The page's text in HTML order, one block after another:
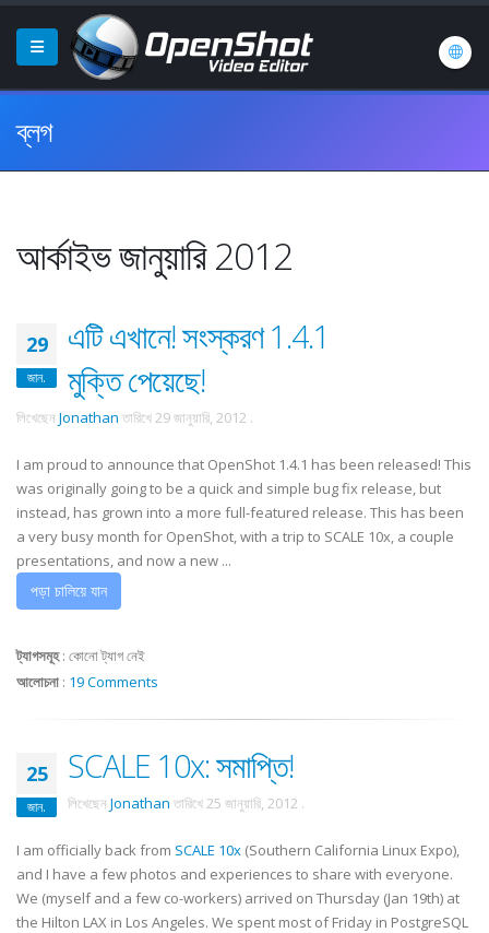
ব্লগ
আর্কাইভ জানুয়ারি 2012
29
জান.
এটি এখানে! সংস্করণ 1.4.1
মুক্তি পেয়েছে!
লিখেছেন Jonathan তারিখে29 জানুয়ারি, 2012 .
I am proud to announce that OpenShot 1.4.1 has been released! This
was originally going to be a quick and simple bug fix release, but
instead, has grown into a more full-featured release. This has been
a very busy month for OpenShot, with a trip to SCALE 10x, a couple
presentations, and now a new ...
পড়া চালিয়ে যান
ট্যাগসমূহ: কোনো ট্যাগ নেই
আলোচনা : 19 Comments
25
জান.
SCALE 10x: সমাপ্তি!
লিখেছেন Jonathan তারিখে25 জানুয়ারি, 2012 .
I am officially back from SCALE 10x (Southern California Linux Expo),
and I have a few photos and experiences to share with everyone.
We (myself and a few co-workers) arrived on Thursday (Jan 19th) at
the Hilton LAX in Los Angeles. We spent most of Friday in PostgreSQL